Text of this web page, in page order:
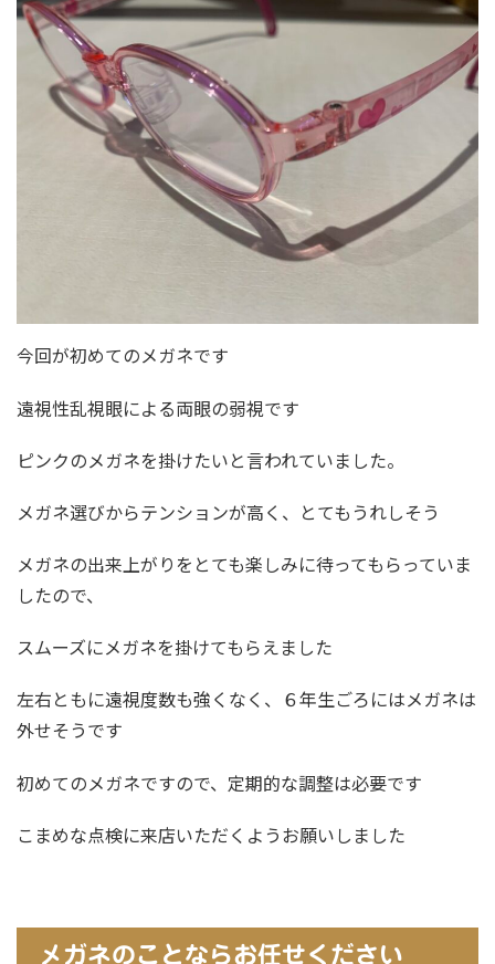
今回が初めてのメガネです
遠視性乱視眼による両眼の弱視です
ピンクのメガネを掛けたいと言われていました。
メガネ選びからテンションが高く、とてもうれしそう
メガネの出来上がりをとても楽しみに待ってもらっていま
したので、
スムーズにメガネを掛けてもらえました
左右ともに遠視度数も強くなく、６年生ごろにはメガネは
外せそうです
初めてのメガネですので、定期的な調整は必要です
こまめな点検に来店いただくようお願いしました
メガネのことならお任せください